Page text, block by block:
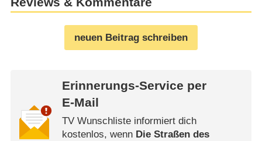
neuen Beitrag schreiben
Erinnerungs-Service per
E-Mail
TV Wunschliste informiert dich
kostenlos, wenn Die Straßen des